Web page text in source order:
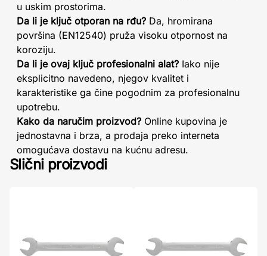
u uskim prostorima.
Da li je ključ otporan na rđu? Da, hromirana
površina (EN12540) pruža visoku otpornost na
koroziju.
Da li je ovaj ključ profesionalni alat? Iako nije
eksplicitno navedeno, njegov kvalitet i
karakteristike ga čine pogodnim za profesionalnu
upotrebu.
Kako da naručim proizvod? Online kupovina je
jednostavna i brza, a prodaja preko interneta
omogućava dostavu na kućnu adresu.
Slični proizvodi